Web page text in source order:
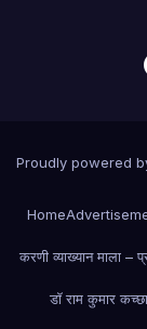
Proudly powered
Home
करणी व्याख्यान माला –
डॉ राम कुमार